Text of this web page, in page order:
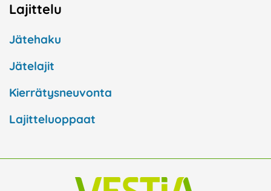
Lajittelu
Jätehaku
Jätelajit
Kierrätysneuvonta
Lajitteluoppaat